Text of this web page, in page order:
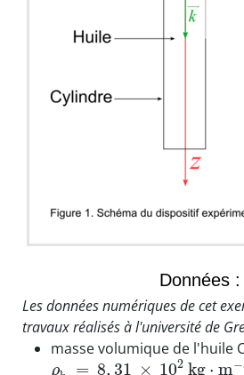
Données :
Les données numériques de cet
travaux réalisés à l'université de
masse volumique de l'huile
ρ = 8, 31 × 102 kg ⋅ m−